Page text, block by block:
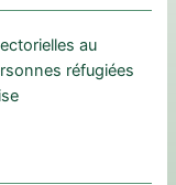
au
réfugiées